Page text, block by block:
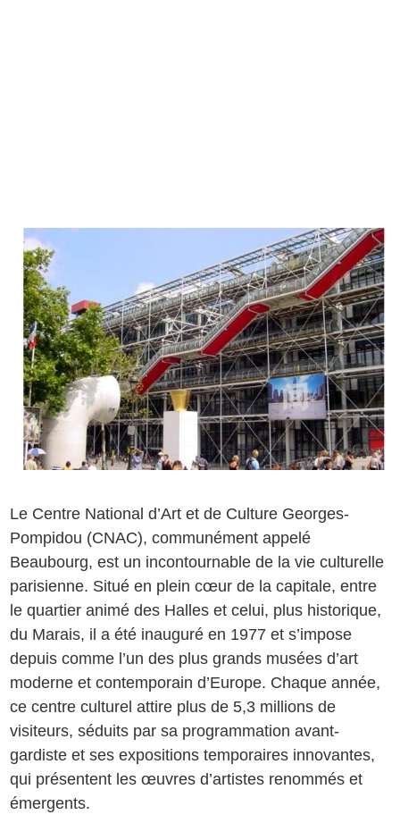
Le Centre National d’Art et de Culture Georges-
Pompidou (CNAC), communément appelé
Beaubourg, est un incontournable de la vie culturelle
parisienne. Situé en plein cœur de la capitale, entre
le quartier animé des Halles et celui, plus historique,
du Marais, il a été inauguré en 1977 et s’impose
depuis comme l’un des plus grands musées d’art
moderne et contemporain d’Europe. Chaque année,
ce centre culturel attire plus de 5,3 millions de
visiteurs, séduits par sa programmation avant-
gardiste et ses expositions temporaires innovantes,
qui présentent les œuvres d’artistes renommés et
émergents.